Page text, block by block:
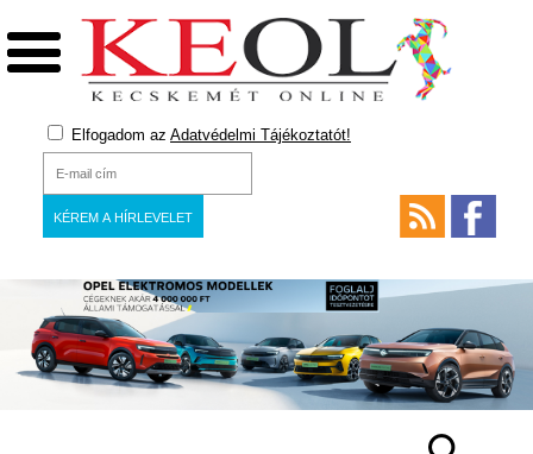
Elfogadom az Adatvédelmi Tájékoztatót!